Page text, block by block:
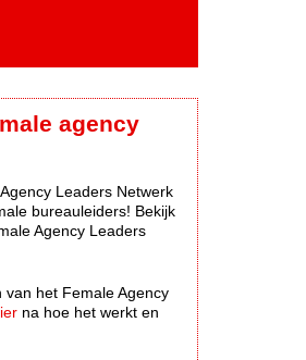
agency
Leaders Netwerk
bureauleiders! Bekijk
Agency Leaders
het Female Agency
na hoe het werkt en